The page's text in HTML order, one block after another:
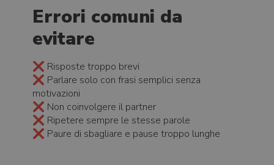
Errori comuni da
evitare
❌ Risposte troppo brevi
❌ Parlare solo con frasi semplici senza
motivazioni
❌ Non coinvolgere il partner
❌ Ripetere sempre le stesse parole
❌ Paure di sbagliare e pause troppo lunghe